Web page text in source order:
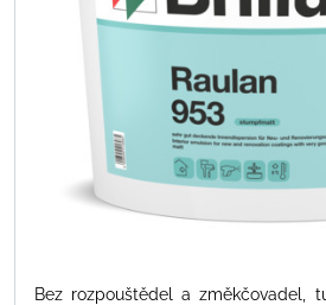
Bez rozpouštědel a změkčovadel,